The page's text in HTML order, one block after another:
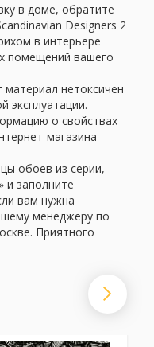
в доме, обратите
Designers 2
в интерьере
помещений вашего
нетоксичен
эксплуатации.
о свойствах
магазина
обоев из серии,
и заполните
вам нужна
менеджеру по
Приятного